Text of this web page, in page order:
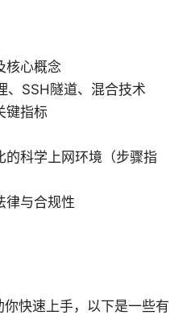
核心概念
、SSH隧道、混合技术
键指标
的科学上网环境（步骤指
律与合规性
快速上手，以下是一些有